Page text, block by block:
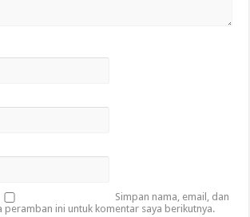
Simpan nama, email, dan
peramban ini untuk komentar saya berikutnya.